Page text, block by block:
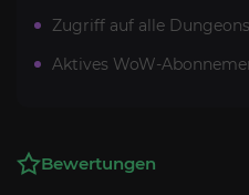
Zugriff auf alle
Aktives WoW-
Bewertungen